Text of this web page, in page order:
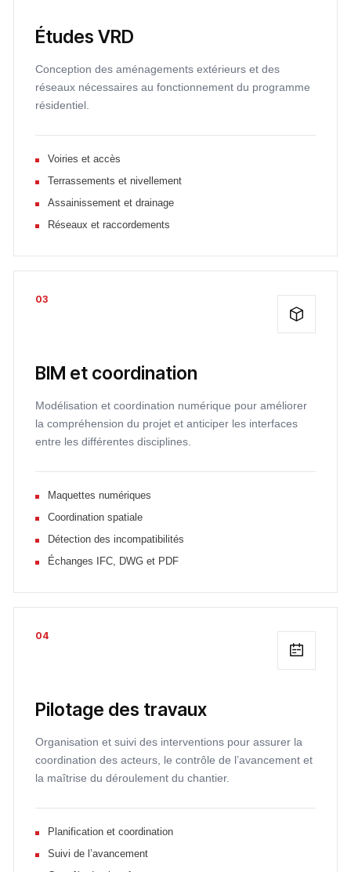
Études VRD
Conception des aménagements extérieurs et des
réseaux nécessaires au fonctionnement du programme
résidentiel.
Voiries et accès
Terrassements et nivellement
Assainissement et drainage
Réseaux et raccordements
03
BIM et coordination
Modélisation et coordination numérique pour améliorer
la compréhension du projet et anticiper les interfaces
entre les différentes disciplines.
Maquettes numériques
Coordination spatiale
Détection des incompatibilités
Échanges IFC, DWG et PDF
04
Pilotage des travaux
Organisation et suivi des interventions pour assurer la
coordination des acteurs, le contrôle de l’avancement et
la maîtrise du déroulement du chantier.
Planification et coordination
Suivi de l’avancement